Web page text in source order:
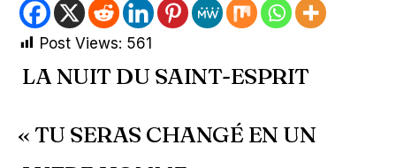
Post Views: 561
LA NUIT DU SAINT-ESPRIT
« TU SERAS CHANGÉ EN UN